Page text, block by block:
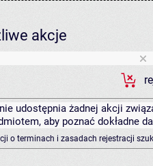
akcje
udostępnia żadnej akcji
aby poznać dokładne
o terminach i zasadach rejestracji